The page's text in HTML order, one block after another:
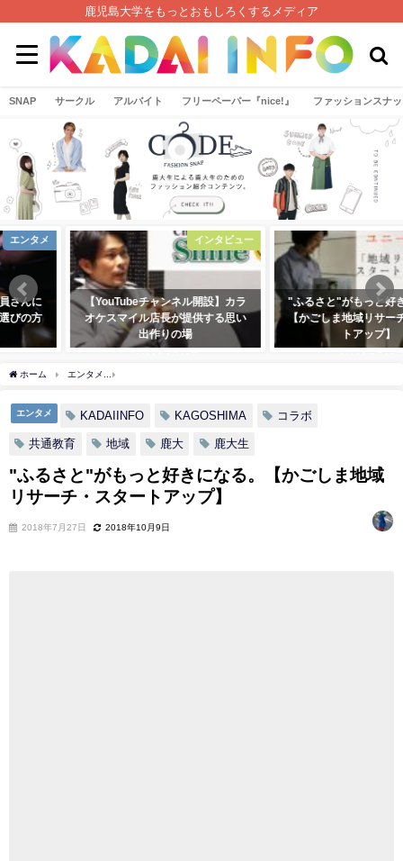
鹿児島大学をもっとおもしろくするメディア
SNAP サークル アルバイト フリーペーパー『nice!』 ファッションスナ
やってみた
校】アプリ導入！デジ
マジオドライバーズス
児島校に行ってみた！
おでかけ
[鹿大女子おすすめ！]志布志１日ド
ライブ旅
2020年12月12日
【Wolt
配達し
ホーム エンタメ
エンタメ KADAIINFO KAGOSHIMA コラボ
共通教育 地域 鹿大 鹿大生
"ふるさと"がもっと好きになる。【かごしま地域
リサーチ・スタートアップ】
2018年7月27日 2018年10月9日